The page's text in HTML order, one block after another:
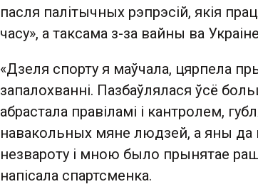
пасля палітычных рэпрэсій, якія
часу», а таксама з-за вайны ва
«Дзеля спорту я маўчала, цярпела
запалохванні. Пазбаўлялася ўсё
абрастала правіламі і кантролем,
навакольных мяне людзей, а яны да
незвароту і мною было прынятае
напісала спартсменка.